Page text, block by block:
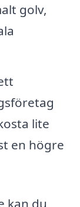
golv,
lite
en högre
kan du